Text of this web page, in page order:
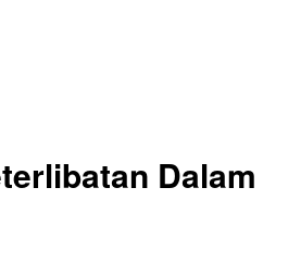
Dalam